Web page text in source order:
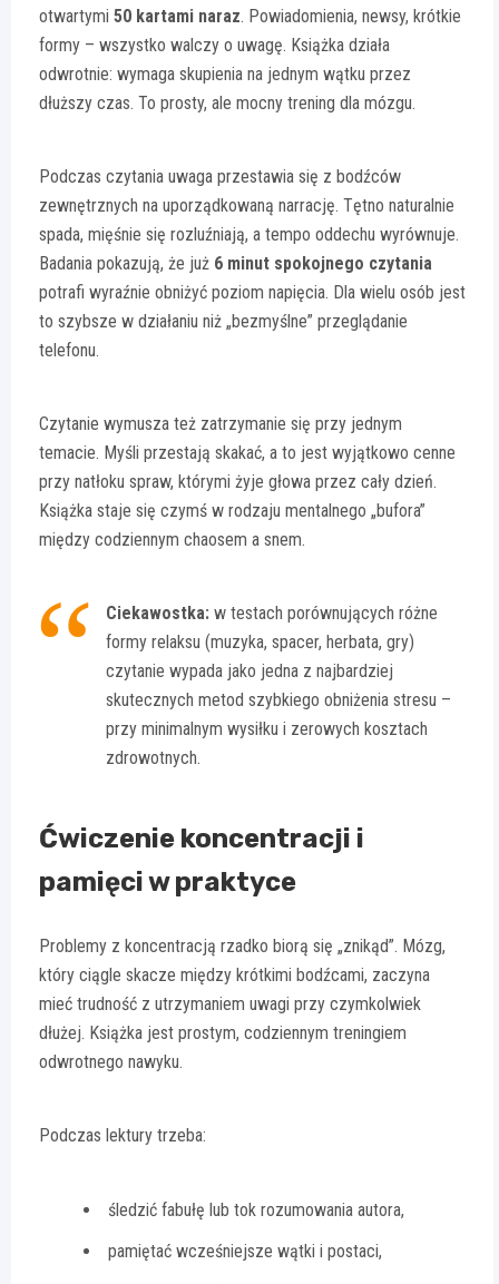
otwartymi 50 kartami naraz. Powiadomienia, newsy, krótkie
formy – wszystko walczy o uwagę. Książka działa
odwrotnie: wymaga skupienia na jednym wątku przez
dłuższy czas. To prosty, ale mocny trening dla mózgu.
Podczas czytania uwaga przestawia się z bodźców
zewnętrznych na uporządkowaną narrację. Tętno naturalnie
spada, mięśnie się rozluźniają, a tempo oddechu wyrównuje.
Badania pokazują, że już 6 minut spokojnego czytania
potrafi wyraźnie obniżyć poziom napięcia. Dla wielu osób jest
to szybsze w działaniu niż „bezmyślne” przeglądanie
telefonu.
Czytanie wymusza też zatrzymanie się przy jednym
temacie. Myśli przestają skakać, a to jest wyjątkowo cenne
przy natłoku spraw, którymi żyje głowa przez cały dzień.
Książka staje się czymś w rodzaju mentalnego „bufora”
między codziennym chaosem a snem.
Ciekawostka: w testach porównujących różne
formy relaksu (muzyka, spacer, herbata, gry)
czytanie wypada jako jedna z najbardziej
skutecznych metod szybkiego obniżenia stresu –
przy minimalnym wysiłku i zerowych kosztach
zdrowotnych.
Ćwiczenie koncentracji i
pamięci w praktyce
Problemy z koncentracją rzadko biorą się „znikąd”. Mózg,
który ciągle skacze między krótkimi bodźcami, zaczyna
mieć trudność z utrzymaniem uwagi przy czymkolwiek
dłużej. Książka jest prostym, codziennym treningiem
odwrotnego nawyku.
Podczas lektury trzeba:
śledzić fabułę lub tok rozumowania autora,
pamiętać wcześniejsze wątki i postaci,